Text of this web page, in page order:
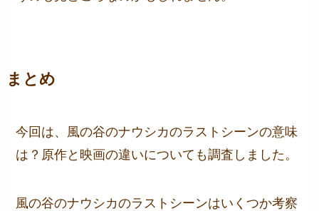
まとめ
今回は、風の谷のナウシカのラストシーンの意味
は？原作と映画の違いについても調査しました。
風の谷のナウシカのラストシーンはいくつか考察